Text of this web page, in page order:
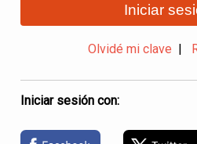
Iniciar
Olvidé mi clave
Iniciar sesión con: